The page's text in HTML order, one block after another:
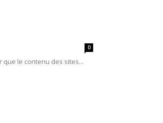
0
que le contenu des sites...